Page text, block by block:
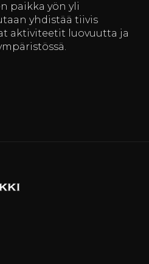
paikka yön yli
yhdistää tiivis
aktiviteetit luovuutta ja